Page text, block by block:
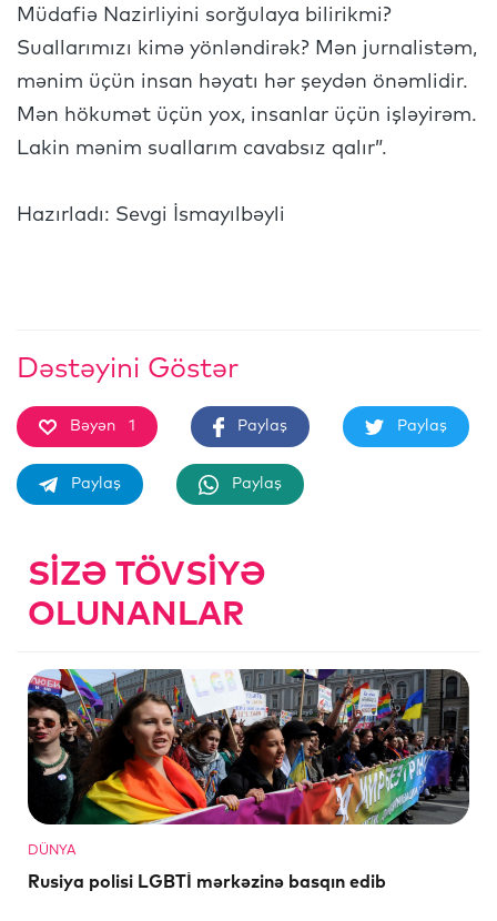
Müdafiə Nazirliyini sorğulaya bilirikmi?
Suallarımızı kimə yönləndirək? Mən jurnalistəm,
mənim üçün insan həyatı hər şeydən önəmlidir.
Mən hökumət üçün yox, insanlar üçün işləyirəm.
Lakin mənim suallarım cavabsız qalır”.
Hazırladı: Sevgi İsmayılbəyli
Dəstəyini Göstər
Bəyən 1 Paylaş Paylaş
Paylaş Paylaş
SIZƏ TÖVSIYƏ
OLUNANLAR
DÜNYA
Rusiya polisi LGBTİ mərkəzinə basqın edib